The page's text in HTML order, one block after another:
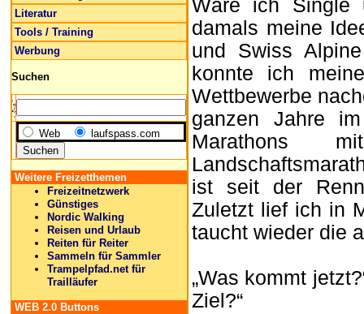
Literatur
Tools / Training
Werbung
Suchen
Web laufspass.com
Weitere Freizetthemen
Freizeitnetzwerk
Günstiges
Nordic Walking
Reisen und Urlaub
Reiten für Reiter
Sammeln für Sammler
Trampelpfad.net für
Trailläufer
WEB 2.0 Buttons
Wäre ich Single
damals meine
und Swiss
konnte ich
Wettbewerbe
ganzen Jahre
Marathons
ist seit der
Zuletzt lief ich in
taucht wieder die
„Was kommt
Ziel?“